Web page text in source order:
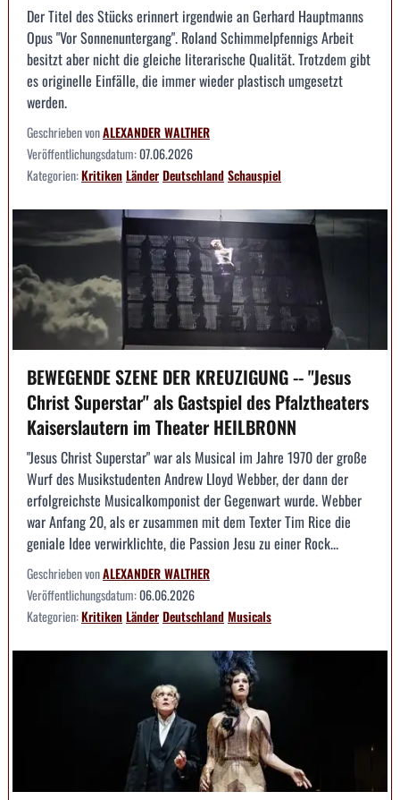
Der Titel des Stücks erinnert irgendwie an Gerhard Hauptmanns
Opus "Vor Sonnenuntergang". Roland Schimmelpfennigs Arbeit
besitzt aber nicht die gleiche literarische Qualität. Trotzdem gibt
es originelle Einfälle, die immer wieder plastisch umgesetzt
werden.
Geschrieben vonALEXANDER WALTHER
Veröffentlichungsdatum:07.06.2026
Kategorien:KritikenLänderDeutschlandSchauspiel
BEWEGENDE SZENE DER KREUZIGUNG -- "Jesus
Christ Superstar" als Gastspiel des Pfalztheaters
Kaiserslautern im Theater HEILBRONN
"Jesus Christ Superstar" war als Musical im Jahre 1970 der große
Wurf des Musikstudenten Andrew Lloyd Webber, der dann der
erfolgreichste Musicalkomponist der Gegenwart wurde. Webber
war Anfang 20, als er zusammen mit dem Texter Tim Rice die
geniale Idee verwirklichte, die Passion Jesu zu einer Rock...
Geschrieben vonALEXANDER WALTHER
Veröffentlichungsdatum:06.06.2026
Kategorien:KritikenLänderDeutschlandMusicals